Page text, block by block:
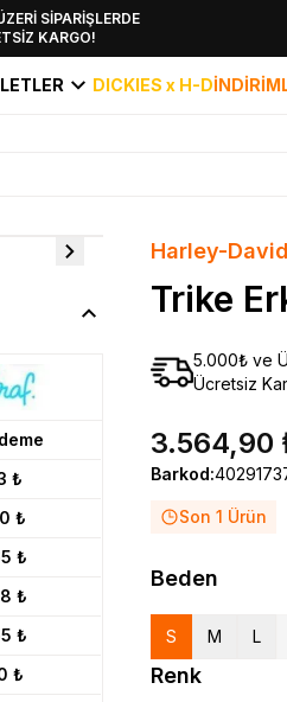
SİPARİŞLERDE
KARGO!
EKLENDİ,
KEŞFET!
DICKIES x H-D
₺
₺
₺
₺
₺
₺
Harley-
Trike
5.000₺ ve
Ücretsiz
3.564,90
Barkod:
Son 1 Ürün
Beden
S M L
Renk